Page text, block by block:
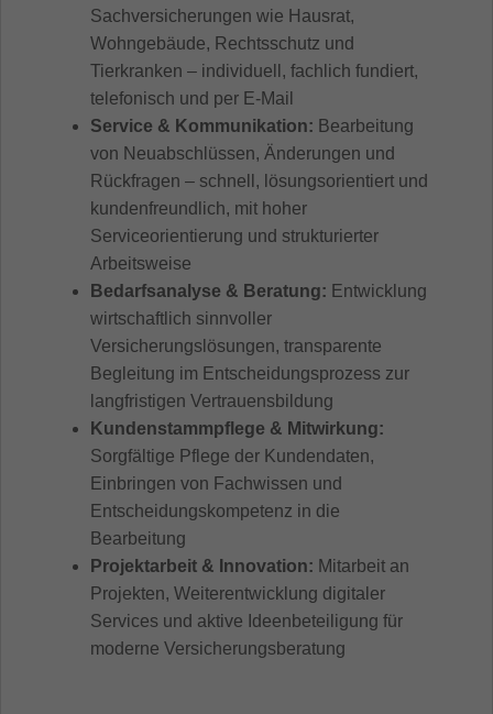
Sachversicherungen wie Hausrat,
Wohngebäude, Rechtsschutz und
Tierkranken – individuell, fachlich fundiert,
telefonisch und per E-Mail
Service & Kommunikation: Bearbeitung
von Neuabschlüssen, Änderungen und
Rückfragen – schnell, lösungsorientiert und
kundenfreundlich, mit hoher
Serviceorientierung und strukturierter
Arbeitsweise
Bedarfsanalyse & Beratung: Entwicklung
wirtschaftlich sinnvoller
Versicherungslösungen, transparente
Begleitung im Entscheidungsprozess zur
langfristigen Vertrauensbildung
Kundenstammpflege & Mitwirkung:
Sorgfältige Pflege der Kundendaten,
Einbringen von Fachwissen und
Entscheidungskompetenz in die
Bearbeitung
Projektarbeit & Innovation: Mitarbeit an
Projekten, Weiterentwicklung digitaler
Services und aktive Ideenbeteiligung für
moderne Versicherungsberatung